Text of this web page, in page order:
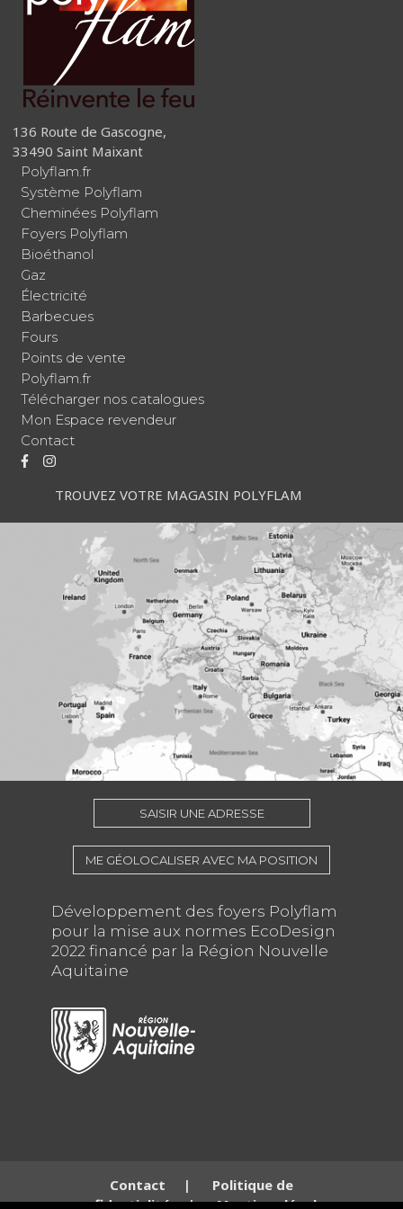
136 Route de Gascogne,
33490 Saint Maixant
Polyflam.fr
Système Polyflam
Cheminées Polyflam
Foyers Polyflam
Bioéthanol
Gaz
Électricité
Barbecues
Fours
Points de vente
Polyflam.fr
Télécharger nos catalogues
Mon Espace revendeur
Contact
TROUVEZ VOTRE MAGASIN POLYFLAM
SAISIR UNE ADRESSE
ME GÉOLOCALISER AVEC MA POSITION
Développement des foyers Polyflam
pour la mise aux normes EcoDesign
2022 financé par la Région Nouvelle
Aquitaine
Contact | Politique de
confidentialité|Mentions légales